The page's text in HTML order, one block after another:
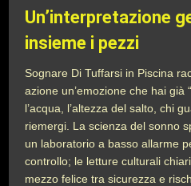
Un’interpretazione
insieme i pezzi
Sognare Di Tuffarsi in Piscina
azione un’emozione che hai già
l’acqua, l’altezza del salto, chi
riemergi. La scienza del sonno
un laboratorio a basso allarme
controllo; le letture culturali
mezzo felice tra sicurezza e